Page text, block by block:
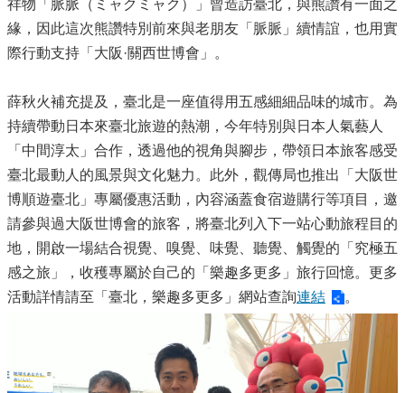
祥物「脈脈（ミャクミャク）」曾造訪臺北，與熊讚有一面之
緣，因此這次熊讚特別前來與老朋友「脈脈」續情誼，也用實
際行動支持「大阪·關西世博會」。
薛秋火補充提及，臺北是一座值得用五感細細品味的城市。為
持續帶動日本來臺北旅遊的熱潮，今年特別與日本人氣藝人
「中間淳太」合作，透過他的視角與腳步，帶領日本旅客感受
臺北最動人的風景與文化魅力。此外，觀傳局也推出「大阪世
博順遊臺北」專屬優惠活動，內容涵蓋食宿遊購行等項目，邀
請參與過大阪世博會的旅客，將臺北列入下一站心動旅程目的
地，開啟一場結合視覺、嗅覺、味覺、聽覺、觸覺的「究極五
感之旅」，收穫專屬於自己的「樂趣多更多」旅行回憶。更多
活動詳情請至「臺北，樂趣多更多」網站查詢連結 。